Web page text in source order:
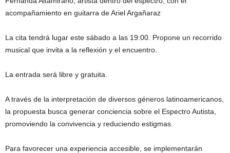
acompañamiento en guitarra de Ariel Argañaraz
La cita tendrá lugar este sábado a las 19:00. Propone un recorrido
musical que invita a la reflexión y el encuentro.
La entrada será libre y gratuita.
A través de la interpretación de diversos géneros latinoamericanos,
la propuesta busca generar conciencia sobre el Espectro Autista,
promoviendo la convivencia y reduciendo estigmas.
Para favorecer una experiencia accesible, se implementarán